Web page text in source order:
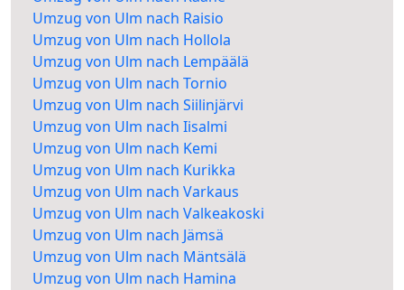
Umzug von Ulm nach Raisio
Umzug von Ulm nach Hollola
Umzug von Ulm nach Lempäälä
Umzug von Ulm nach Tornio
Umzug von Ulm nach Siilinjärvi
Umzug von Ulm nach Iisalmi
Umzug von Ulm nach Kemi
Umzug von Ulm nach Kurikka
Umzug von Ulm nach Varkaus
Umzug von Ulm nach Valkeakoski
Umzug von Ulm nach Jämsä
Umzug von Ulm nach Mäntsälä
Umzug von Ulm nach Hamina